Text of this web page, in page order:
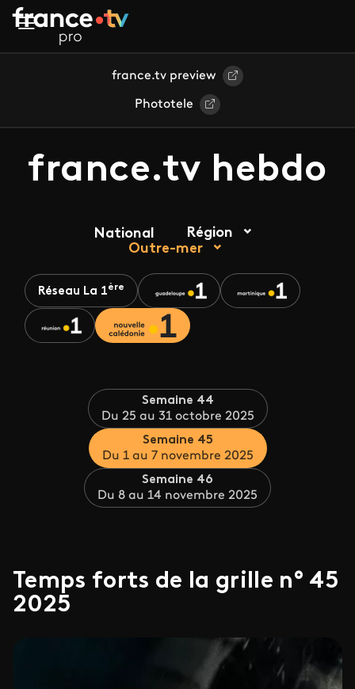
Aller au contenu principal
france.tv preview
Phototele
france.tv hebdo
National
Région
Outre-mer
Réseau La 1ère
Semaine 44
Du 25 au 31 octobre 2025
Semaine 45
Du 1 au 7 novembre 2025
Semaine 46
Du 8 au 14 novembre 2025
Temps forts de la grille n° 45
2025